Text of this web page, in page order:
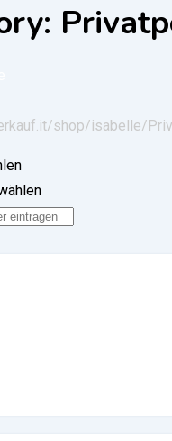
shop/isabelle/